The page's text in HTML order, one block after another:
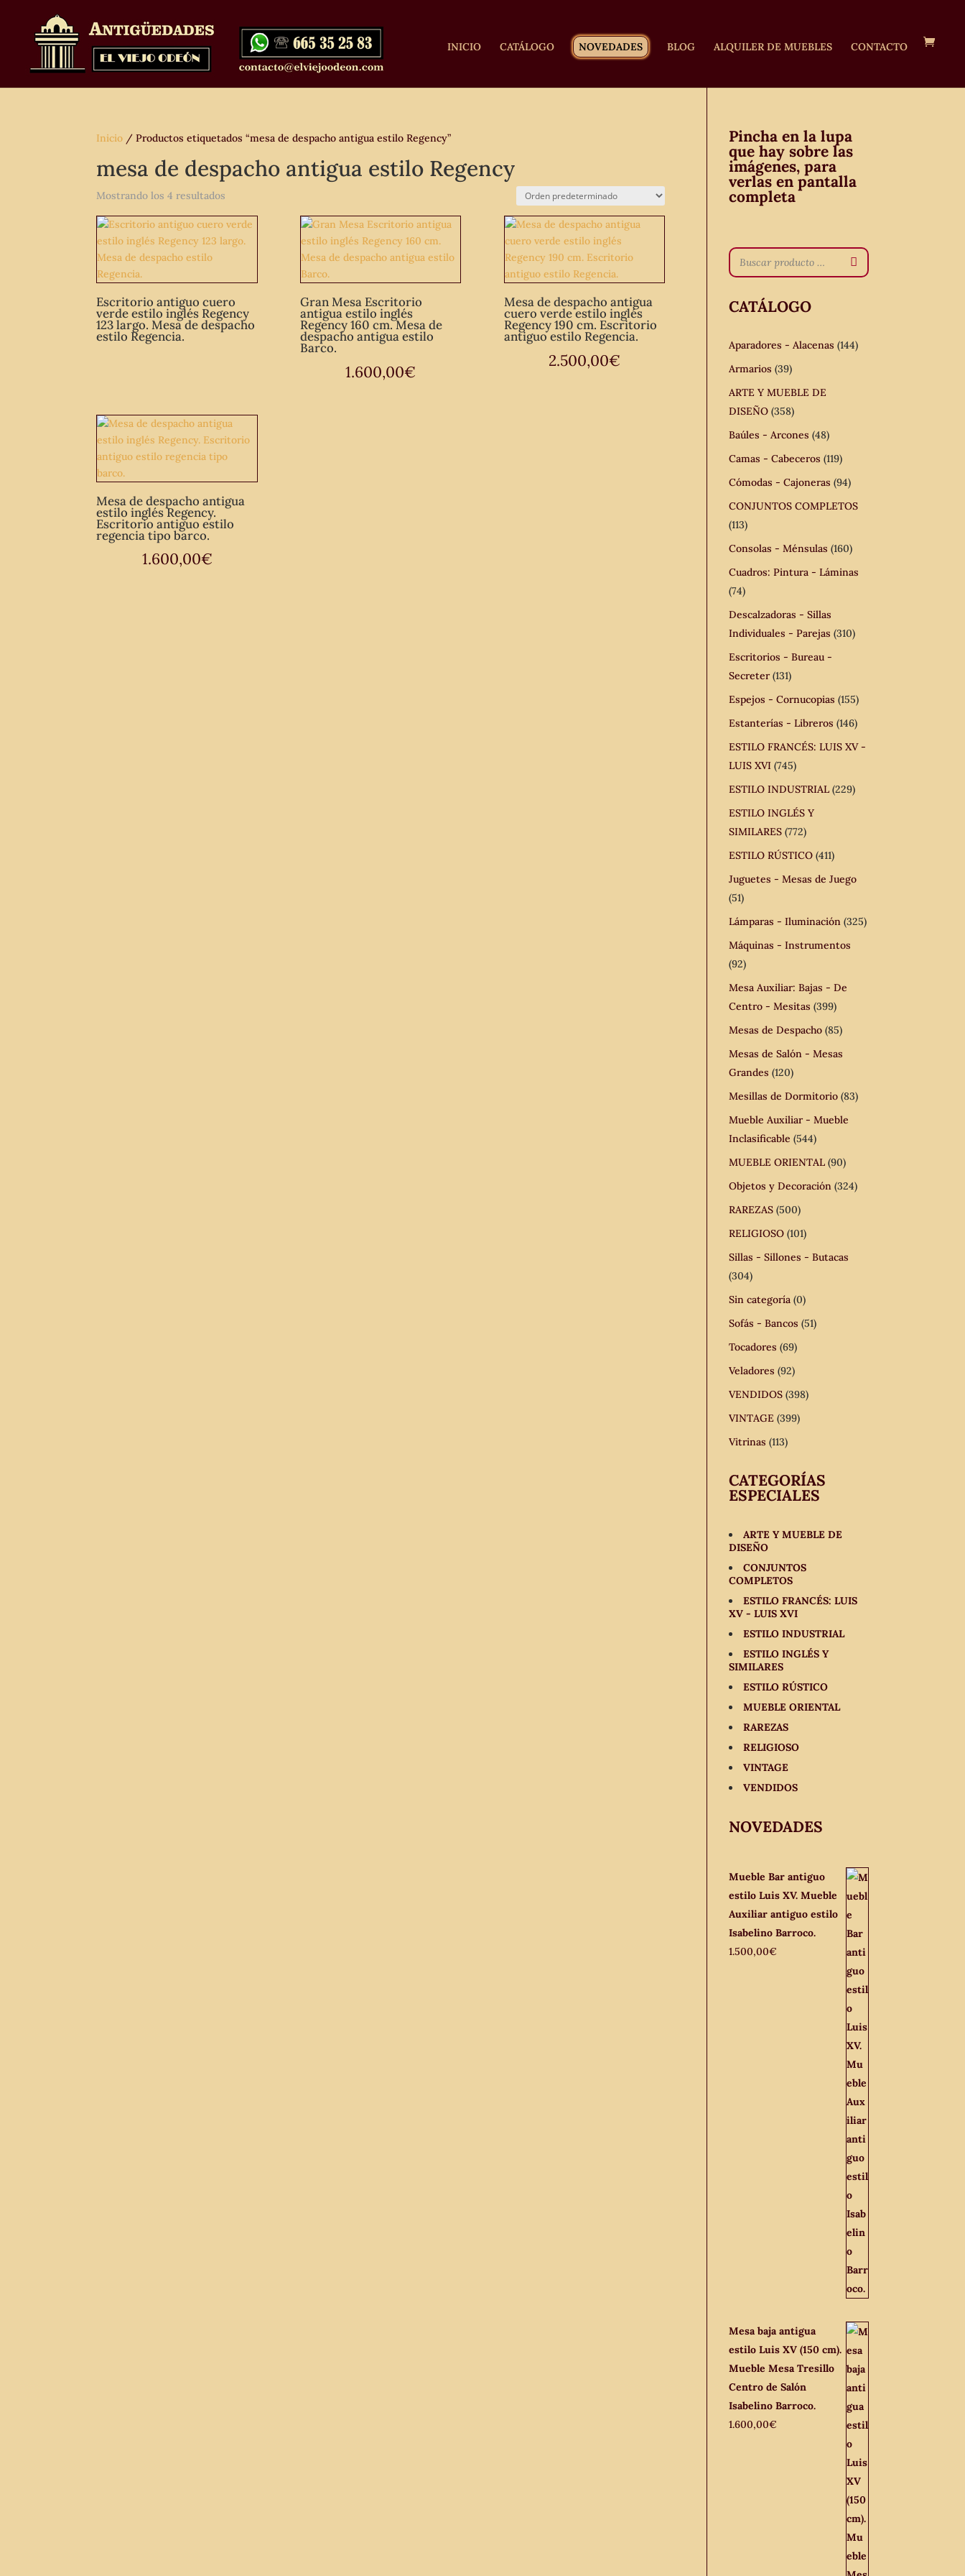
INICIO CATÁLOGO NOVEDADES BLOG ALQUILER DE MUEBLES CONTACTO
Inicio / Productos etiquetados “mesa de despacho antigua estilo Regency”
mesa de despacho antigua estilo Regency
Mostrando los 4 resultados
Escritorio antiguo cuero
verde estilo inglés Regency
123 largo. Mesa de despacho
estilo Regencia.
Gran Mesa Escritorio
antigua estilo inglés
Regency 160 cm. Mesa de
despacho antigua estilo
Barco.
1.600,00€
Mesa de despacho antigua
cuero verde estilo inglés
Regency 190 cm. Escritorio
antiguo estilo Regencia.
2.500,00€
Mesa de despacho antigua
estilo inglés Regency.
Escritorio antiguo estilo
regencia tipo barco.
1.600,00€
Pincha en la lupa
que hay sobre las
imágenes, para
verlas en pantalla
completa
CATÁLOGO
Aparadores - Alacenas (144)
Armarios (39)
ARTE Y MUEBLE DE
DISEÑO (358)
Baúles - Arcones (48)
Camas - Cabeceros (119)
Cómodas - Cajoneras (94)
CONJUNTOS COMPLETOS
(113)
Consolas - Ménsulas (160)
Cuadros: Pintura - Láminas
(74)
Descalzadoras - Sillas
Individuales - Parejas (310)
Escritorios - Bureau -
Secreter (131)
Espejos - Cornucopias (155)
Estanterías - Libreros (146)
ESTILO FRANCÉS: LUIS XV -
LUIS XVI (745)
ESTILO INDUSTRIAL (229)
ESTILO INGLÉS Y
SIMILARES (772)
ESTILO RÚSTICO (411)
Juguetes - Mesas de Juego
(51)
Lámparas - Iluminación (325)
Máquinas - Instrumentos
(92)
Mesa Auxiliar: Bajas - De
Centro - Mesitas (399)
Mesas de Despacho (85)
Mesas de Salón - Mesas
Grandes (120)
Mesillas de Dormitorio (83)
Mueble Auxiliar - Mueble
Inclasificable (544)
MUEBLE ORIENTAL (90)
Objetos y Decoración (324)
RAREZAS (500)
RELIGIOSO (101)
Sillas - Sillones - Butacas
(304)
Sin categoría (0)
Sofás - Bancos (51)
Tocadores (69)
Veladores (92)
VENDIDOS (398)
VINTAGE (399)
Vitrinas (113)
CATEGORÍAS
ESPECIALES
ARTE Y MUEBLE DE
DISEÑO
CONJUNTOS
COMPLETOS
ESTILO FRANCÉS: LUIS
XV - LUIS XVI
ESTILO INDUSTRIAL
ESTILO INGLÉS Y
SIMILARES
ESTILO RÚSTICO
MUEBLE ORIENTAL
RAREZAS
RELIGIOSO
VINTAGE
VENDIDOS
NOVEDADES
Mueble Bar antiguo
estilo Luis XV. Mueble
Auxiliar antiguo estilo
Isabelino Barroco.
1.500,00€
Mesa baja antigua
estilo Luis XV (150 cm).
Mueble Mesa Tresillo
Centro de Salón
Isabelino Barroco.
1.600,00€